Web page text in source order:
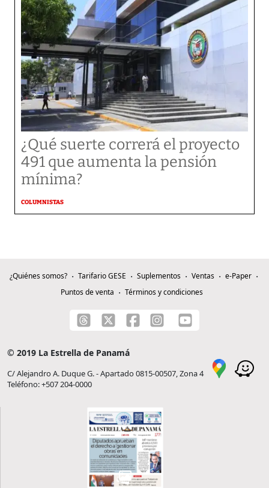
¿Qué suerte correrá el proyecto
491 que aumenta la pensión
mínima?
COLUMNISTAS
¿Quiénes somos? Tarifario GESE Suplementos Ventas
e-Paper
Puntos de venta
Términos y condiciones
© 2019 La Estrella de Panamá
C/ Alejandro A. Duque G. - Apartado 0815-00507, Zona 4
Teléfono: +507 204-0000